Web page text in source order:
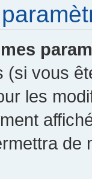
(si vous
les
de